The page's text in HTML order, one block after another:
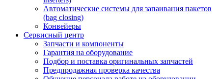
Автоматические системы для запаивания пакетов
(bag closing)
Конвейеры
Сервисный центр
Запчасти и компоненты
Гарантия на оборудование
Подбор и поставка оригинальных запчастей
Предпродажная проверка качества